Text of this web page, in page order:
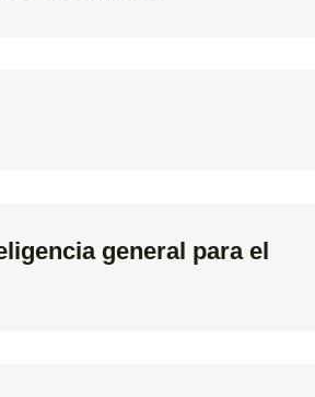
general para el